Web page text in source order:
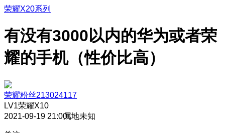
荣耀X20系列
有没有3000以内的华为或者荣
耀的手机（性价比高）
荣耀粉丝213024117
LV1荣耀X10
2021-09-19 21:00属地未知